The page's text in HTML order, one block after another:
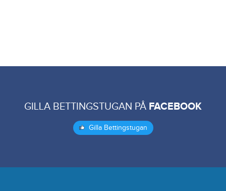
GILLA BETTINGSTUGAN PÅ FACEBOOK
Gilla Bettingstugan